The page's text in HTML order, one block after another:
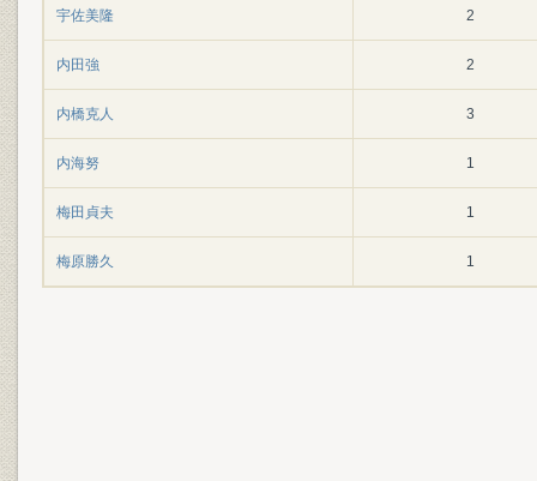
宇佐美隆 2
内田強 2
内橋克人 3
内海努 1
梅田貞夫 1
梅原勝久 1